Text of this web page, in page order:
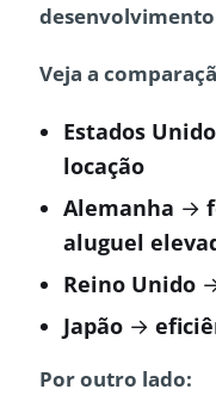
Veja a
Estados
locação
Alemanha →
aluguel
Reino Unido
Japão →
Por outro lado: